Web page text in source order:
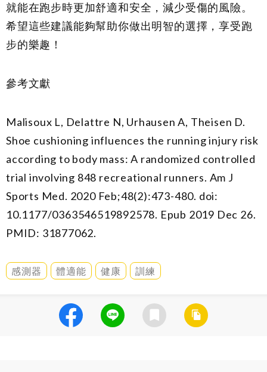
就能在跑步時更加舒適和安全，減少受傷的風險。
希望這些建議能夠幫助你做出明智的選擇，享受跑
步的樂趣！
參考文獻
Malisoux L, Delattre N, Urhausen A, Theisen D.
Shoe cushioning influences the running injury risk
according to body mass: A randomized controlled
trial involving 848 recreational runners. Am J
Sports Med. 2020 Feb;48(2):473-480. doi:
10.1177/0363546519892578. Epub 2019 Dec 26.
PMID: 31877062.
感測器 體適能 健康 訓練